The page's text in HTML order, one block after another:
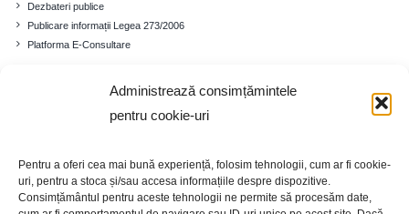
Administrează consimțămintele
pentru cookie-uri
Pentru a oferi cea mai bună experiență, folosim tehnologii, cum ar fi cookie-
uri, pentru a stoca și/sau accesa informațiile despre dispozitive.
Consimțământul pentru aceste tehnologii ne permite să procesăm date,
Dezbateri publice
Publicare informații Legea 273/2006
Platforma E-Consultare
Cadrul demografic
Educație